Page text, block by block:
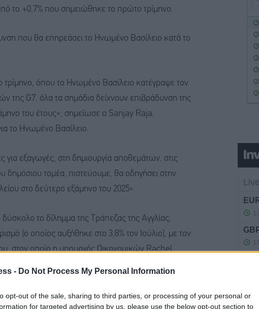
- Do Not Process My Personal Information
opt-out of the sale, sharing to third parties, or processing of your personal or
for targeted advertising by us, please use the below opt-out section to
το +0,7% που σημειώθηκε το πρώτο τρίμηνο.
που θα επηρεάσει το Ηνωμένο Βασίλειο κατά το
τρίμηνο, όπου το Ηνωμένο Βασίλειο κατέγραψε τον
της G7, όλα τα σημάδια δείχνουν επιβράδυνση της
του έτους», σημείωσε ο Sanjay Raja,
το Ηνωμένο Βασίλειο.
εξαγωγές, στη δημιουργία αποθεμάτων, στις
δημόσιου τομέα, πιστεύουμε, θα οδηγήσει στην
στο δεύτερο εξάμηνο του 2025».
το δίλημμα της Τράπεζας της Αγγλίας,
(ο οποίος αυξήθηκε στο 3,8% τον Ιούλιο), με τον
στον οποίο η υπουργός Οικονομικών Rachel
για το 2026.
τις κεντρικές τράπεζες να μειώσουν